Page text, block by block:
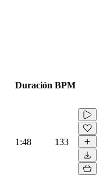
Duración BPM
1:48 133